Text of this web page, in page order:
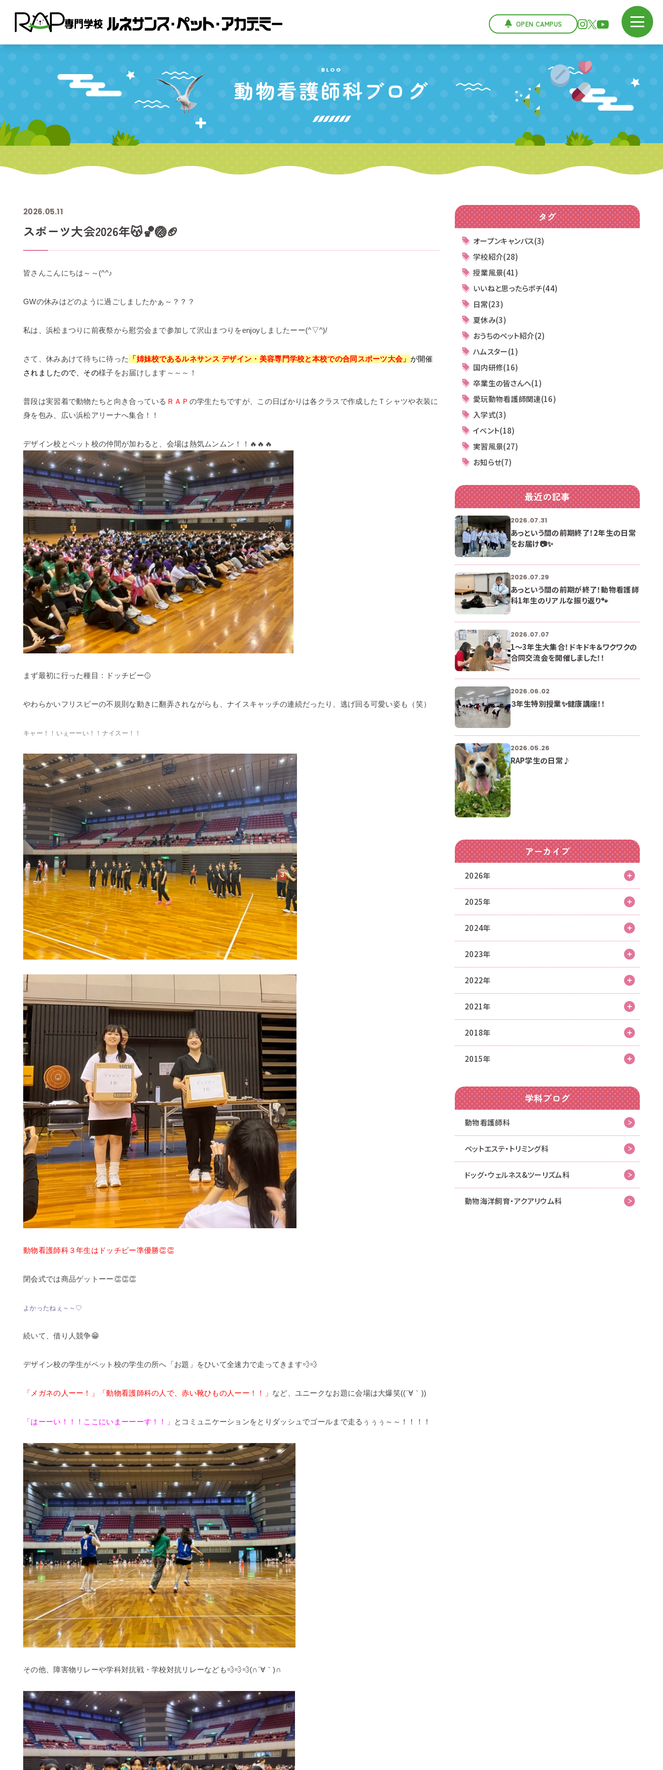
OPEN CAMPUS
BLOG
動物看護師科ブログ
2026.05.11
スポーツ大会2026年😽🏀🏐🏈
皆さんこんにちは～～(^^♪
GWの休みはどのように過ごしましたかぁ～？？？
私は、浜松まつりに前夜祭から慰労会まで参加して沢山まつりをenjoyしましたーー(^▽^)/
さて、休みあけて待ちに待った 「姉妹校であるルネサンス デザイン・美容専門学校と本校での合同スポーツ大会」 が開催
されましたので、 その様子をお届けします～～～！
普段は実習着で動物たちと向き合っている ＲＡＰ の学生たちですが、この日ばかりは各クラスで作成したＴシャツや衣装に
身を包み、広い浜松アリーナへ集合！！
デザイン校とペット校の仲間が加わると、会場は熱気ムンムン！！🔥🔥🔥
まず最初に行った種目：ドッチビー🥎
やわらかいフリスビーの不規則な動きに翻弄されながらも、ナイスキャッチの連続だったり、逃げ回る可愛い姿も（笑）
キャー！！いぇーーい！！ナイスー！！
動物看護師科３年生はドッチビー準優勝👏👏
閉会式では商品ゲットーー👏👏👏
よかったねぇ～～♡
続いて、借り人競争😁
デザイン校の学生がペット校の学生の所へ「お題」をひいて全速力で走ってきます💨💨
「メガネの人ーー！」「動物看護師科の人で、赤い靴ひもの人ーー！！」 など、ユニークなお題に会場は大爆笑((´∀｀))
「はーーい！！！ここにいまーーーす！！」 とコミュニケーションをとりダッシュでゴールまで走るぅぅぅ～～！！！！
その他、障害物リレーや学科対抗戦・学校対抗リレーなども💨💨💨(∩´∀｀)∩
タグ
オープンキャンパス(3)
学校紹介(28)
授業風景(41)
いいねと思ったらポチ(44)
日常(23)
夏休み(3)
おうちのペット紹介(2)
ハムスター(1)
国内研修(16)
卒業生の皆さんへ(1)
愛玩動物看護師関連(16)
入学式(3)
イベント(18)
実習風景(27)
お知らせ(7)
最近の記事
2026.07.31
あっという間の前期終了！2年生の日常
をお届け📷✨
2026.07.29
あっという間の前期が終了！動物看護師
科1年生のリアルな振り返り🐾
2026.07.07
1〜3年生大集合！ドキドキ＆ワクワクの
合同交流会を開催しました！！
2026.06.02
３年生特別授業✨健康講座！！
2026.05.26
RAP学生の日常♪
アーカイブ
2026年
2025年
2024年
2023年
2022年
2021年
2018年
2015年
学科ブログ
動物看護師科
ペットエステ・トリミング科
ドッグ・ウェルネス&ツーリズム科
動物海洋飼育・アクアリウム科